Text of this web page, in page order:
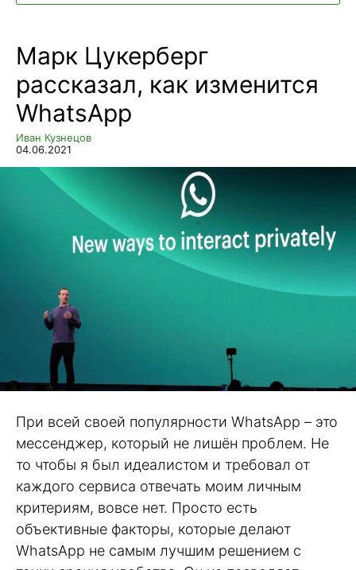
Марк Цукерберг
рассказал, как изменится
WhatsApp
Иван Кузнецов
04.06.2021
При всей своей популярности WhatsApp – это
мессенджер, который не лишён проблем. Не
то чтобы я был идеалистом и требовал от
каждого сервиса отвечать моим личным
критериям, вовсе нет. Просто есть
объективные факторы, которые делают
WhatsApp не самым лучшим решением с